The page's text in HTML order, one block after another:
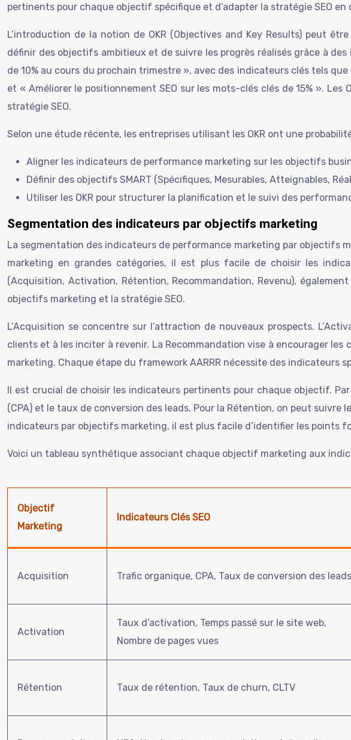
pertinents pour chaque objectif spécifique et d’adapter la stratégie SEO en
L’introduction de la notion de OKR (Objectives and Key Results) peut
définir des objectifs ambitieux et de suivre les progrès réalisés grâce à
de 10% au cours du prochain trimestre », avec des indicateurs clés tels
et « Améliorer le positionnement SEO sur les mots-clés clés de 15% ».
stratégie SEO.
Selon une étude récente, les entreprises utilisant les OKR ont une
Aligner les indicateurs de performance marketing sur les objectifs
Définir des objectifs SMART (Spécifiques, Mesurables, Atteignables,
Utiliser les OKR pour structurer la planification et le suivi des
Segmentation des indicateurs par objectifs marketing
La segmentation des indicateurs de performance marketing par objectifs
marketing en grandes catégories, il est plus facile de choisir les
(Acquisition, Activation, Rétention, Recommandation, Revenu),
objectifs marketing et la stratégie SEO.
L’Acquisition se concentre sur l’attraction de nouveaux prospects.
clients et à les inciter à revenir. La Recommandation vise à encourager
marketing. Chaque étape du framework AARRR nécessite des indicateurs
Il est crucial de choisir les indicateurs pertinents pour chaque objectif.
(CPA) et le taux de conversion des leads. Pour la Rétention, on peut
indicateurs par objectifs marketing, il est plus facile d’identifier les points
Voici un tableau synthétique associant chaque objectif marketing aux
Objectif
Marketing
Indicateurs Clés SEO
Acquisition Trafic organique, CPA, Taux de conversion des leads
Activation
Taux d’activation, Temps passé sur le site web,
Nombre de pages vues
Rétention Taux de rétention, Taux de churn, CLTV